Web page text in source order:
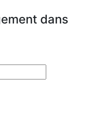
dans